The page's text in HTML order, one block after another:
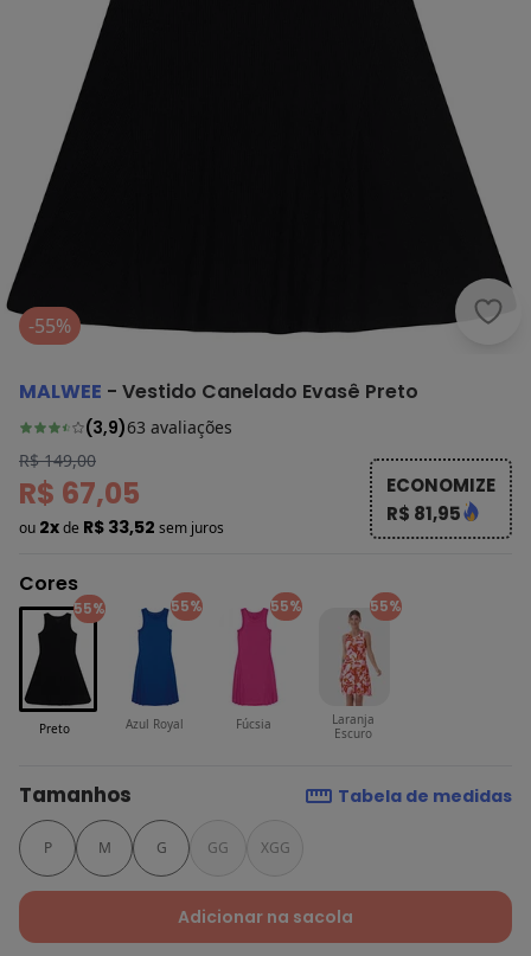
-55%
MALWEE - Vestido Canelado Evasê Preto
(3,9)63 avaliações
R$ 149,00
R$ 67,05
ou 2xde R$ 33,52 sem juros
ECONOMIZE
R$ 81,95
Cores
55%
Preto
55%
Azul Royal
55%
Fúcsia
55%
Laranja
Escuro
Tamanhos Tabela de medidas
P M G GG XGG
Adicionar na sacola